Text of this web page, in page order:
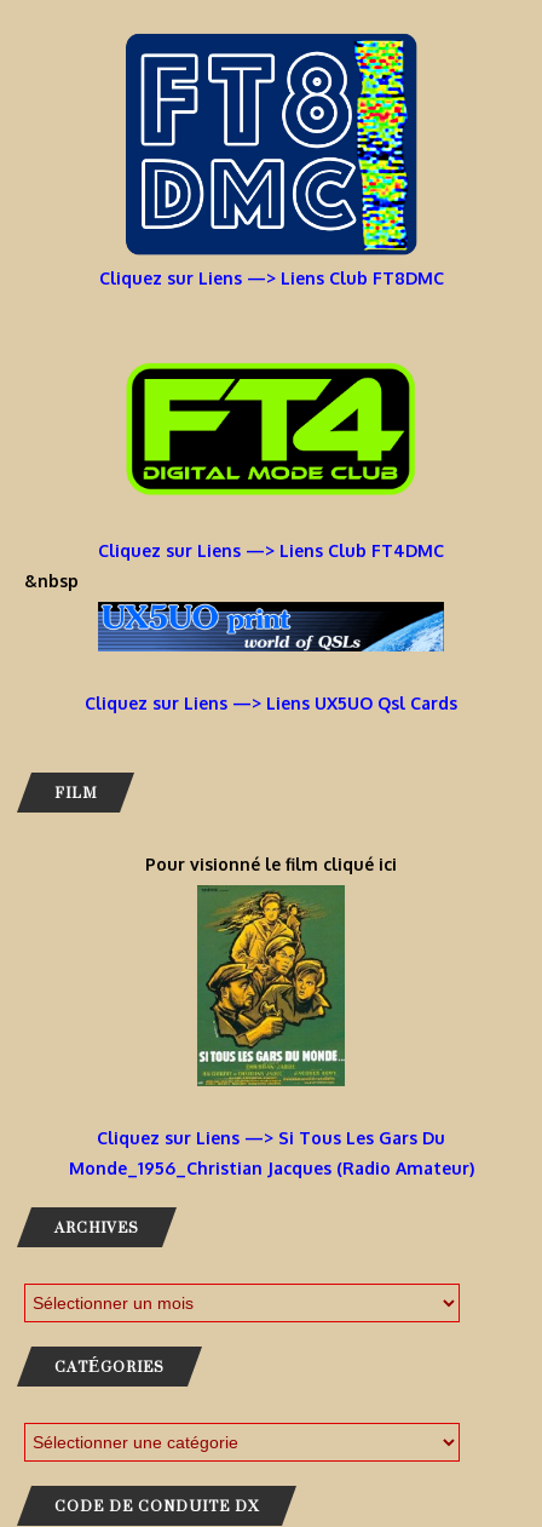
Cliquez sur Liens —> Liens Club FT8DMC
Cliquez sur Liens —> Liens Club FT4DMC
&nbsp
Cliquez sur Liens —> Liens UX5UO Qsl Cards
FILM
Pour visionné le film cliqué ici
Cliquez sur Liens —> Si Tous Les Gars Du
Monde_1956_Christian Jacques (Radio Amateur)
ARCHIVES
CATÉGORIES
CODE DE CONDUITE DX